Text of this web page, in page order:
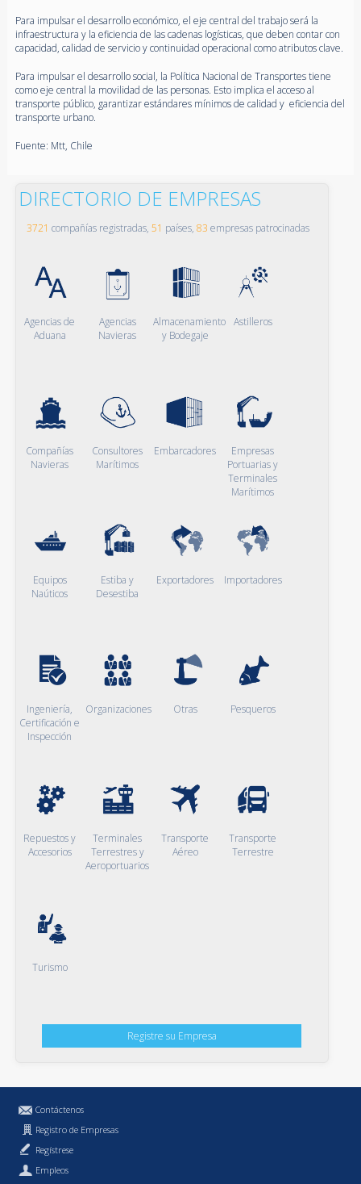
Para impulsar el desarrollo económico, el eje central del trabajo será la
infraestructura y la eficiencia de las cadenas logísticas, que deben contar con
capacidad, calidad de servicio y continuidad operacional como atributos clave.
Para impulsar el desarrollo social, la Política Nacional de Transportes tiene
como eje central la movilidad de las personas. Esto implica el acceso al
transporte público, garantizar estándares mínimos de calidad y eficiencia del
transporte urbano.
Fuente: Mtt, Chile
DIRECTORIO DE EMPRESAS
3721 compañías registradas, 51 países, 83 empresas patrocinadas
Agencias de
Aduana
Agencias
Navieras
Almacenamiento
y Bodegaje
Astilleros
Compañías
Navieras
Consultores
Marítimos
Embarcadores
Empresas
Portuarias y
Terminales
Marítimos
Equipos
Naúticos
Estiba y
Desestiba
Exportadores Importadores
Ingeniería,
Certificación e
Inspección
Organizaciones Otras Pesqueros
Repuestos y
Accesorios
Terminales
Terrestres y
Aeroportuarios
Transporte
Aéreo
Transporte
Terrestre
Turismo
Registre su Empresa
Contáctenos
Registro de Empresas
Regístrese
Empleos